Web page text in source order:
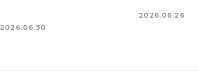
2026.06.30
2026.06.26